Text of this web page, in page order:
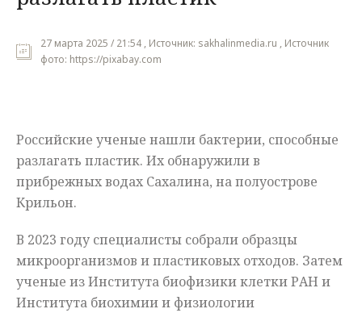
Мнения
27 марта 2025 / 21:54 , Источник: sakhalinmedia.ru , Источник
фото: https://pixabay.com
Российские ученые нашли бактерии, способные
разлагать пластик. Их обнаружили в
прибрежных водах Сахалина, на полуострове
Крильон.
В 2023 году специалисты собрали образцы
микроорганизмов и пластиковых отходов. Затем
ученые из Института биофизики клетки РАН и
Института биохимии и физиологии